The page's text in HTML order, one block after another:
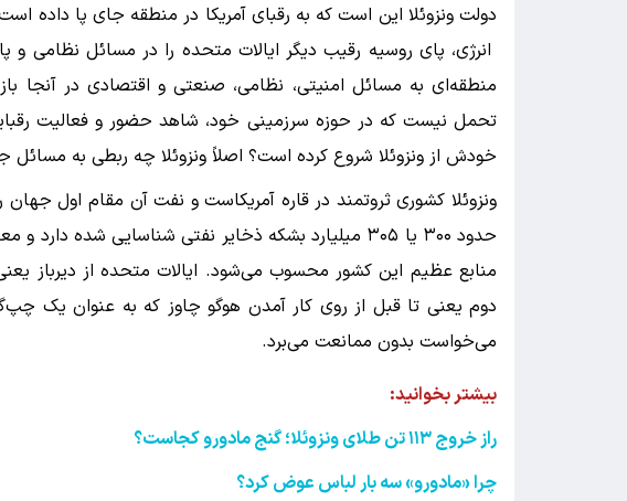
دولت ونزوئلا این است که به رقبای آمریکا در منطقه جای پا داده
انرژی، پای روسیه رقیب دیگر ایالات متحده را در مسائل نظامی و
منطقه‌ای به مسائل امنیتی، نظامی، صنعتی و اقتصادی در آنجا
تحمل نیست که در حوزه سرزمینی خود، شاهد حضور و فعالیت
خودش از ونزوئلا شروع کرده است؟ اصلاً ونزوئلا چه ربطی به مسائل
ونزوئلا کشوری ثروتمند در قاره آمریکاست و نفت آن مقام اول جهان
حدود ۳۰۰ یا ۳۰۵ میلیارد بشکه ذخایر نفتی شناسایی شده
منابع عظیم این کشور محسوب می‌شود. ایالات متحده از دیرباز یعنی
دوم یعنی تا قبل از روی کار آمدن هوگو چاوز که به عنوان یک
می‌خواست بدون ممانعت می‌برد.
بیشتر بخوانید:
راز خروج ۱۱۳ تن طلای ونزوئلا؛ گنج مادورو کجاست؟
چرا «مادورو» سه بار لباس عوض کرد؟